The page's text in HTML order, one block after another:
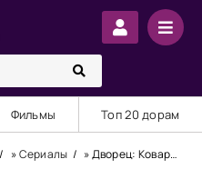
Фильмы Топ 20 дорам
»Сериалы » Дворец: Коварные женщины